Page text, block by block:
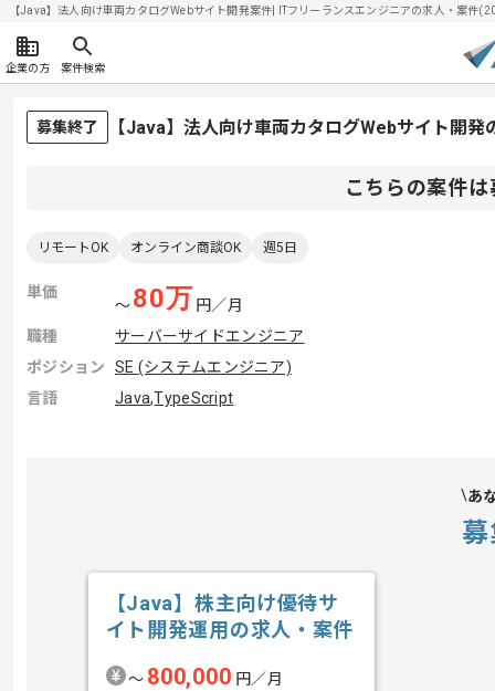
【Java】法人向け車両カタログWebサイト開発案件| ITフリーランスエンジニアの求人・案件
企業の方 案件検索
募集終了 【Java】法人向け車両カタログWebサイト開
こちらの案件
リモートOK オンライン商談OK 週5日
単価
〜80万 円／月
職種
サーバーサイドエンジニア
ポジション
SE (システムエンジニア)
言語
Java,TypeScript
あ
【Java】株主向け優待サ
イト開発運用の求人・案件
〜 800,000 円／月